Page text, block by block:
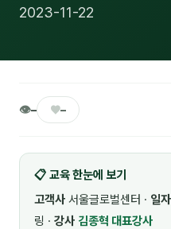
🧭 경영전략 · 트렌드
🎓 강사육성 · 교수법
🏭 산업 특화
2023-11-22
👁– ♥–
📋 교육 한눈에 보기
고객사 서울글로벌센터 · 일자
링 · 강사 김종혁 대표강사